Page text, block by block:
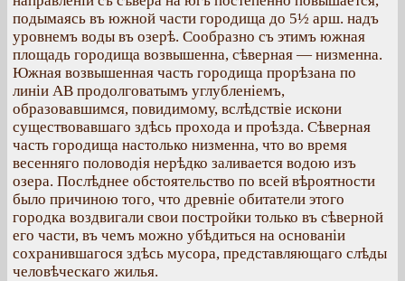
подымаясь въ южной части городища до 5½ арш. надъ
уровнемъ воды въ озерѣ. Сообразно съ этимъ южная
площадь городища возвышенна, сѣверная — низменна.
Южная возвышенная часть городища прорѣзана по
линіи АВ продолговатымъ углубленіемъ,
образовавшимся, повидимому, вслѣдствіе искони
существовавшаго здѣсь прохода и проѣзда. Сѣверная
часть городища настолько низменна, что во время
весенняго половодія нерѣдко заливается водою изъ
озера. Послѣднее обстоятельство по всей вѣроятности
было причиною того, что древніе обитатели этого
городка воздвигали свои постройки только въ сѣверной
его части, въ чемъ можно убѣдиться на основаніи
сохранившагося здѣсь мусора, представляющаго слѣды
человѣческаго жилья.